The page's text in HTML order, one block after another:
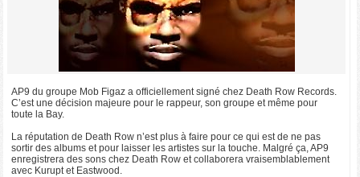
AP9 du groupe Mob Figaz a officiellement signé chez Death Row Records.
C’est une décision majeure pour le rappeur, son groupe et même pour
toute la Bay.
La réputation de Death Row n’est plus à faire pour ce qui est de ne pas
sortir des albums et pour laisser les artistes sur la touche. Malgré ça, AP9
enregistrera des sons chez Death Row et collaborera vraisemblablement
avec Kurupt et Eastwood.